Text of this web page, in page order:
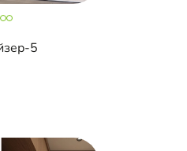
5